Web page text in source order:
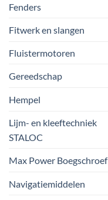
Fenders
Fitwerk en slangen
Fluistermotoren
Gereedschap
Hempel
Lijm- en kleeftechniek
STALOC
Max Power Boegschroef
Navigatiemiddelen